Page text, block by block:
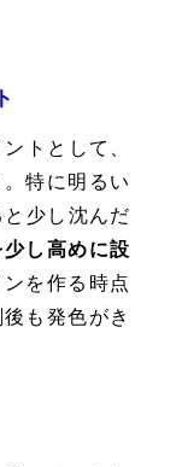
トとして、
特に明るい
少し沈んだ
し高めに設
を作る時点
も発色がき